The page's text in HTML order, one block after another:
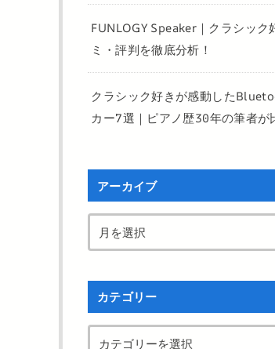
FUNLOGY Speaker｜クラシック
ミ・評判を徹底分析！
クラシック好きが感動した
カー7選｜ピアノ歴30年の筆者が
アーカイブ
カテゴリー